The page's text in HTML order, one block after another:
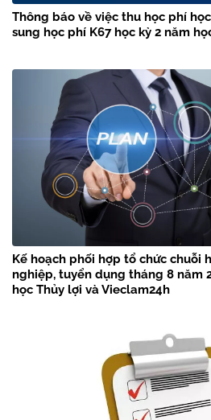
Thông báo về việc thu học phí
sung học phí K67 học kỳ 2 năm
Kế hoạch phối hợp tổ chức chuỗi
nghiệp, tuyển dụng tháng 8 năm
học Thủy lợi và Vieclam24h